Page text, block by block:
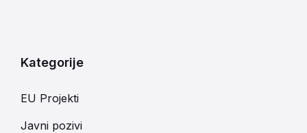
Kategorije
EU Projekti
Javni pozivi